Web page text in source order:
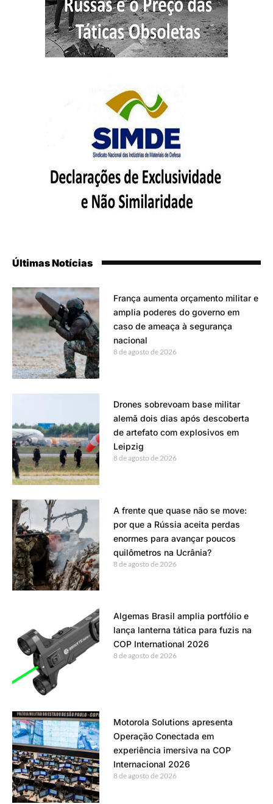
Últimas Notícias
França aumenta orçamento militar e
amplia poderes do governo em
caso de ameaça à segurança
nacional
8 de agosto de 2026
Drones sobrevoam base militar
alemã dois dias após descoberta
de artefato com explosivos em
Leipzig
8 de agosto de 2026
A frente que quase não se move:
por que a Rússia aceita perdas
enormes para avançar poucos
quilômetros na Ucrânia?
8 de agosto de 2026
Algemas Brasil amplia portfólio e
lança lanterna tática para fuzis na
COP International 2026
8 de agosto de 2026
Motorola Solutions apresenta
Operação Conectada em
experiência imersiva na COP
Internacional 2026
8 de agosto de 2026